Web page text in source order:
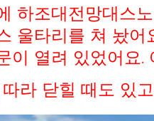
하조대전망대스
울타리를 쳐 놨
이 열려 있었어요.
라 닫힐 때도 있